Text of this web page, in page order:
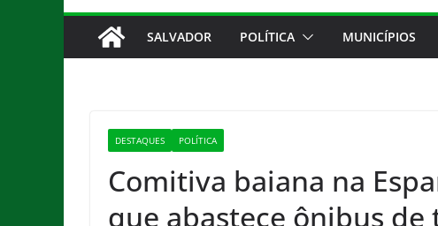
SALVADOR POLÍTICA MUNICÍPIOS
DESTAQUES POLÍTICA
Comitiva baiana na
que abastece ônibus